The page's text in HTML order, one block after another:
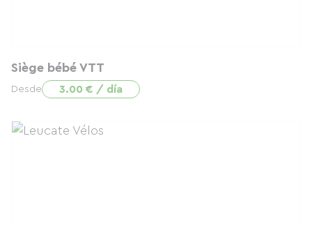
Siège bébé VTT
Desde 3.00 € / día